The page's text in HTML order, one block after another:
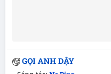
GỌI ANH DẬY